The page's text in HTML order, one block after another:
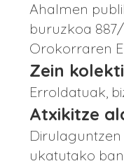
Ahalmen
buruzkoa
Orokorraren
Zein
Erroldatuak,
Atxikitze
ukatutako